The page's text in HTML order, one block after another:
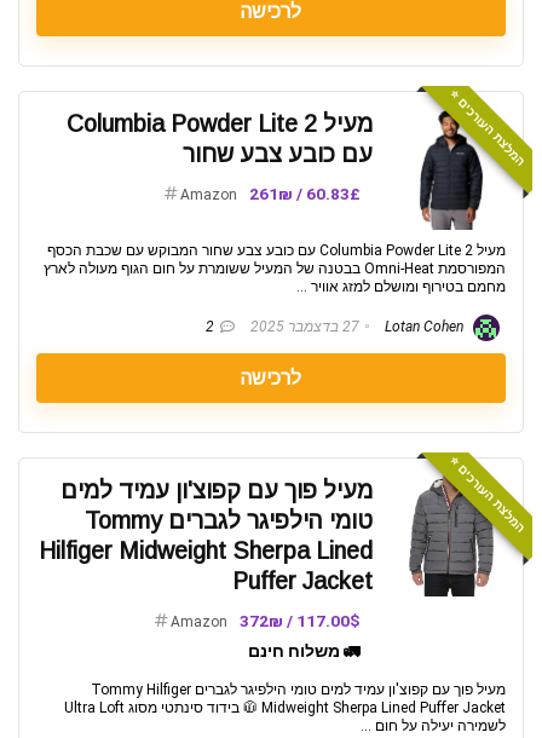
לרכישה
המלצת העורכים ⭐️
מעיל Columbia Powder Lite 2
עם כובע צבע שחור
60.83£ / 261₪
Amazon
מעיל Columbia Powder Lite 2 עם כובע צבע שחור המבוקש עם שכבת הכסף
המפורסמת Omni-Heat בבטנה של המעיל ששומרת על חום הגוף מעולה לארץ
מחמם בטירוף ומושלם למזג אוויר ...
27 בדצמבר 2025 2
לרכישה
המלצת העורכים ⭐️
מעיל פוך עם קפוצ'ון עמיד למים
טומי הילפיגר לגברים Tommy
Hilfiger Midweight Sherpa Lined
Puffer Jacket
117.00$ / 372₪
Amazon
🚛 משלוח חינם
מעיל פוך עם קפוצ'ון עמיד למים טומי הילפיגר לגברים Tommy Hilfiger
Midweight Sherpa Lined Puffer Jacket 🧥 בידוד סינתטי מסוג Ultra Loft
לשמירה יעילה על חום ...